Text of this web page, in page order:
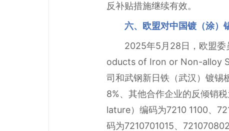
反补贴措施继续有效。
六、欧盟对中国镀（涂）
2025年5月28日，欧盟委
oducts of Iron or Non-alloy
司和武钢新日铁（武汉）镀锡
8%、其他合作企业的反倾销
lature）编码为7210 1100、
码为7210701015、